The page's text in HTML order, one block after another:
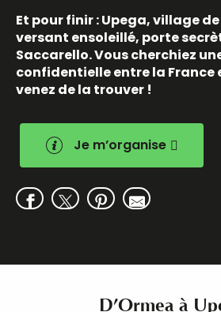
Et pour finir : Upega, village
versant ensoleillé, porte
Saccarello. Vous cherchiez
confidentielle entre la France
venez de la trouver !
Je m’organise
D’Ormea à